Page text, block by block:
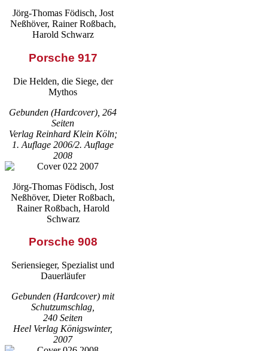
Jörg-Thomas Födisch, Jost
Neßhöver, Rainer Roßbach,
Harold Schwarz
Porsche 917
Die Helden, die Siege, der
Mythos
Gebunden (Hardcover), 264
Seiten
Verlag Reinhard Klein Köln;
1. Auflage 2006/2. Auflage
2008
Jörg-Thomas Födisch, Jost
Neßhöver, Dieter Roßbach,
Rainer Roßbach, Harold
Schwarz
Porsche 908
Seriensieger, Spezialist und
Dauerläufer
Gebunden (Hardcover) mit
Schutzumschlag,
240 Seiten
Heel Verlag Königswinter,
2007